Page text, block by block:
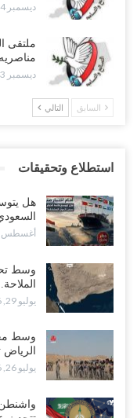
ديسمبر 14, 2021
ملتقى
ديسمبر 3, 2021
السابق التالي
استطلاع وتحقيقات
هل
أغسطس 1, 2026
وسط
يوليو 29, 2026
وسط
يوليو 26, 2026